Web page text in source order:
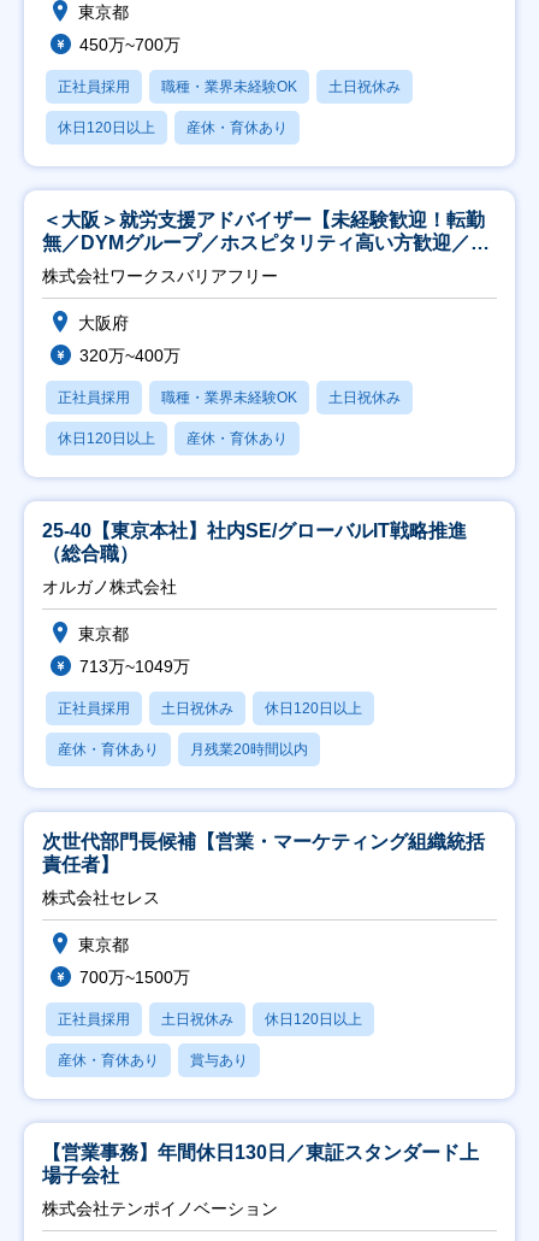
東京都
450万~700万
正社員採用 職種・業界未経験OK 土日祝休み
休日120日以上 産休・育休あり
＜大阪＞就労支援アドバイザー【未経験歓迎！転勤
無／DYMグループ／ホスピタリティ高い方歓迎／土
日祝】
株式会社ワークスバリアフリー
大阪府
320万~400万
正社員採用 職種・業界未経験OK 土日祝休み
休日120日以上 産休・育休あり
25-40【東京本社】社内SE/グローバルIT戦略推進
（総合職）
オルガノ株式会社
東京都
713万~1049万
正社員採用 土日祝休み 休日120日以上
産休・育休あり 月残業20時間以内
次世代部門長候補【営業・マーケティング組織統括
責任者】
株式会社セレス
東京都
700万~1500万
正社員採用 土日祝休み 休日120日以上
産休・育休あり 賞与あり
【営業事務】年間休日130日／東証スタンダード上
場子会社
株式会社テンポイノベーション